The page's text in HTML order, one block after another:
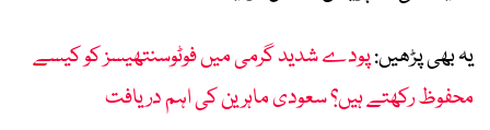
یہ بھی پڑھیں:پودے شدید گرمی میں فوٹوسنتھیسز کو کیسے
محفوظ رکھتے ہیں؟ سعودی ماہرین کی اہم دریافت